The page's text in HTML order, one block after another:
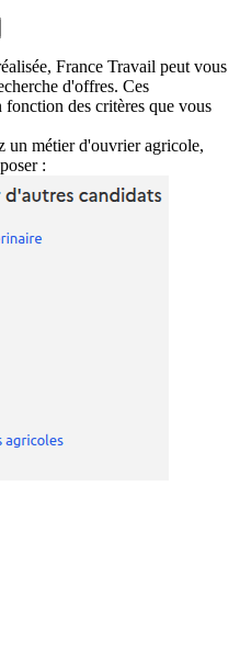
France Travail peut vous
d'offres. Ces
fonction des critères que vous
un métier d'ouvrier agricole,
: